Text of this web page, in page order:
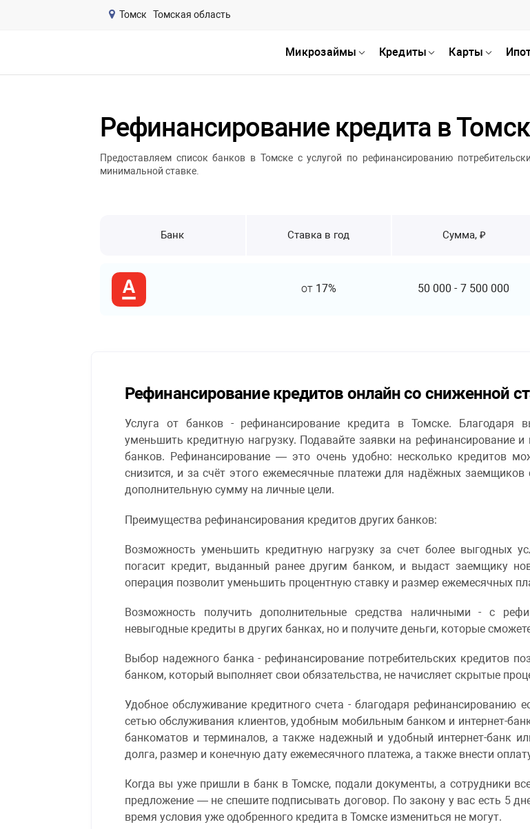
Томск Томская область
Микрозаймы Кредиты Карты
Рефинансирование кредита в
Предоставляем список банков в Томске с услугой по рефинансированию
минимальной ставке.
Банк Ставка в год Сумма, ₽
от 17% 50 000 -7 500 000
Рефинансирование кредитов онлайн со сниженной
Услуга от банков - рефинансирование кредита в Томске. Благодаря
уменьшить кредитную нагрузку. Подавайте заявки на рефинансирование
банков. Рефинансирование — это очень удобно: несколько кредитов
снизится, и за счёт этого ежемесячные платежи для надёжных заемщиков
дополнительную сумму на личные цели.
Преимущества рефинансирования кредитов других банков:
Возможность уменьшить кредитную нагрузку за счет более выгодных
погасит кредит, выданный ранее другим банком, и выдаст заемщику
операция позволит уменьшить процентную ставку и размер ежемесячных
Возможность получить дополнительные средства наличными - с
невыгодные кредиты в других банках, но и получите деньги, которые
Выбор надежного банка - рефинансирование потребительских кредитов
банком, который выполняет свои обязательства, не начисляет скрытые
Удобное обслуживание кредитного счета - благодаря рефинансированию
сетью обслуживания клиентов, удобным мобильным банком и интернет-
банкоматов и терминалов, а также надежный и удобный интернет-банк
долга, размер и конечную дату ежемесячного платежа, а также внести
Когда вы уже пришли в банк в Томске, подали документы, а сотрудники
предложение — не спешите подписывать договор. По закону у вас есть 5
время условия уже одобренного кредита в Томске измениться не могут.